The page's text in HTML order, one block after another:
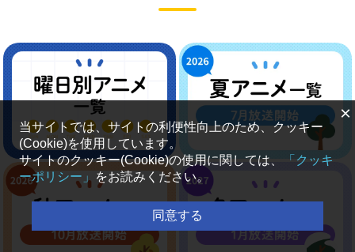
×
当サイトでは、サイトの利便性向上のため、クッキー
(Cookie)を使用しています。
サイトのクッキー(Cookie)の使用に関しては、
「クッキ
ーポリシー」 をお読みください。
同意する